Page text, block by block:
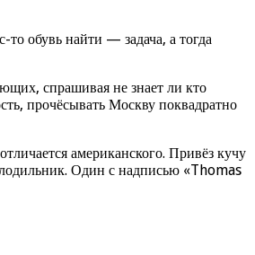
обувь найти — задача, а тогда
спрашивая не знает ли кто
прочёсывать Москву поквадратно
американского. Привёз кучу
Один с надписью «Thomas